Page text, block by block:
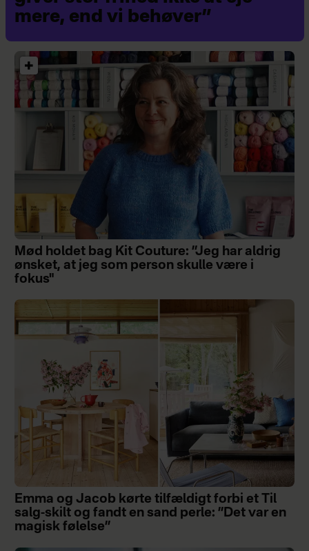
mere, end vi behøver”
Mød holdet bag Kit Couture: ”Jeg har aldrig
ønsket, at jeg som person skulle være i
fokus"
Emma og Jacob kørte tilfældigt forbi et Til
salg-skilt og fandt en sand perle: ”Det var en
magisk følelse”